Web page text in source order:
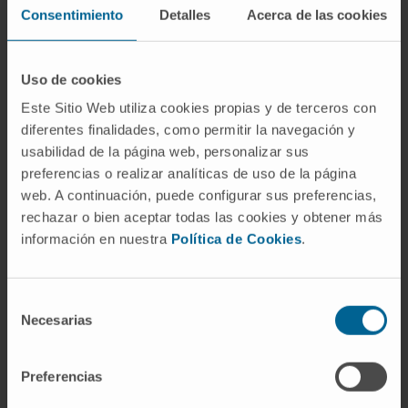
Consentimiento Detalles Acerca de las cookies
Uso de cookies
Este Sitio Web utiliza cookies propias y de terceros con
diferentes finalidades, como permitir la navegación y
usabilidad de la página web, personalizar sus
preferencias o realizar analíticas de uso de la página
web. A continuación, puede configurar sus preferencias,
rechazar o bien aceptar todas las cookies y obtener más
información en nuestra Política de Cookies.
Necesarias
Preferencias
comunicaciones orales en congresos
nacionales e internacionales relacionados
con su especialidad.